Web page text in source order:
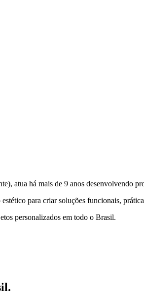
atua há mais de 9 anos desenvolvendo
para criar soluções funcionais,
personalizados em todo o Brasil.